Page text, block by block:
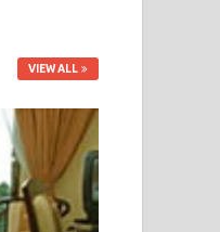
VIEW ALL